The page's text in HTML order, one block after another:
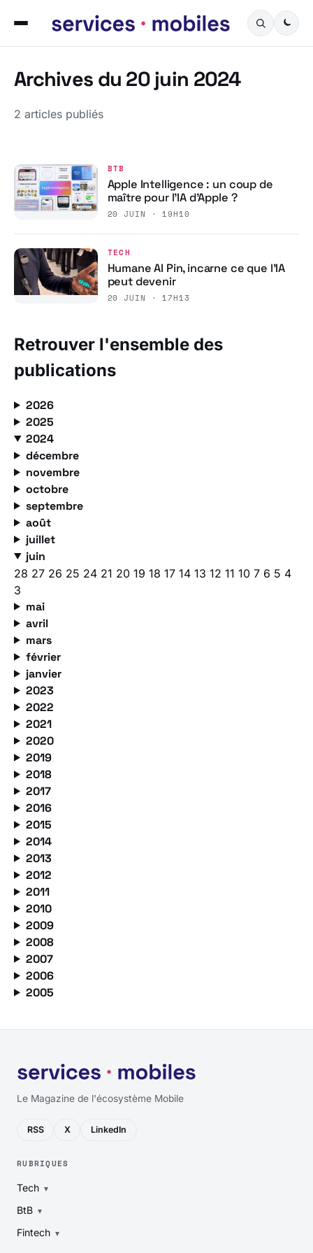
Archives du 20 juin 2024
2 articles publiés
BTB
Apple Intelligence : un coup de
maître pour l’IA d’Apple ?
20 JUIN · 19H10
TECH
Humane AI Pin, incarne ce que l’IA
peut devenir
20 JUIN · 17H13
Retrouver l'ensemble des
publications
2026
2025
2024
décembre
novembre
octobre
septembre
août
juillet
juin
28 27 26 25 24 21 20 19 18 17 14 13 12 11 10 7 6 5 4
3
mai
avril
mars
février
janvier
2023
2022
2021
2020
2019
2018
2017
2016
2015
2014
2013
2012
2011
2010
2009
2008
2007
2006
2005
Le Magazine de l'écosystème Mobile
RSS X LinkedIn
RUBRIQUES
Tech
BtB
Fintech